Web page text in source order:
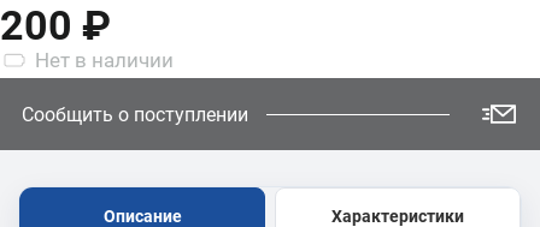
200 ₽
Нет в наличии
Сообщить о поступлении
Описание Характеристики